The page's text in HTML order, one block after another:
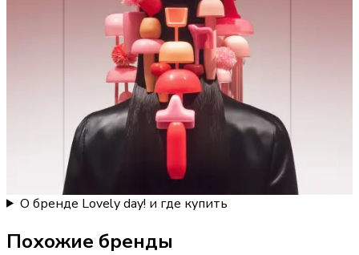
О бренде Lovely day! и где купить
Похожие бренды